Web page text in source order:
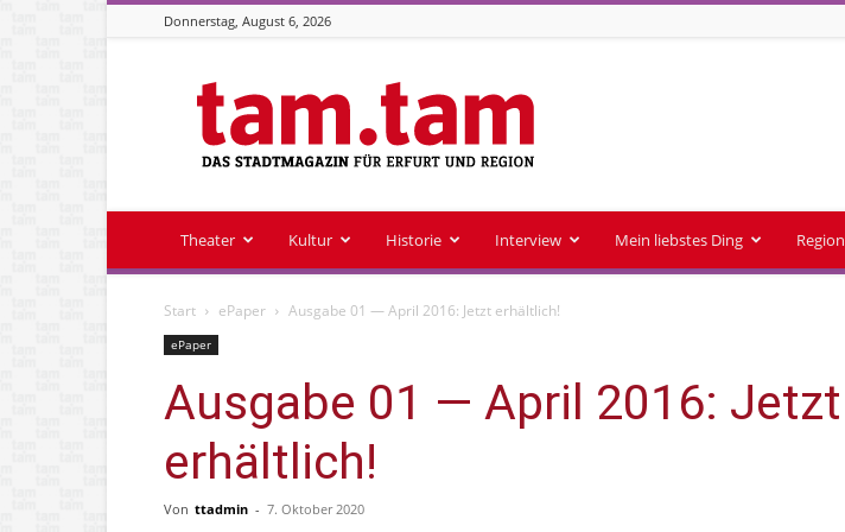
Donnerstag, August 6, 2026
Stadtmagazin
tam.tam
Theater Kultur Historie Interview Mein liebstes Ding Region
Start ePaper Ausgabe 01 — April 2016: Jetzt erhältlich!
ePaper
Ausgabe 01 — April 2016: Jetzt
erhältlich!
Von ttadmin - 7. Oktober 2020